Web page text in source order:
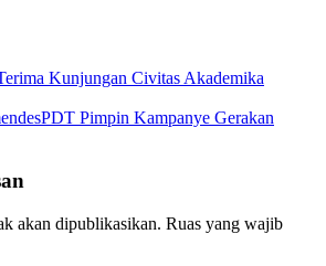
Kunjungan Civitas Akademika
Pimpin Kampanye Gerakan
akan dipublikasikan. Ruas yang wajib